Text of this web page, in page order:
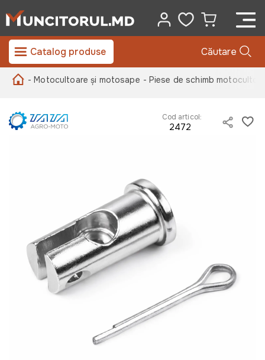
Catalog produse Căutare
- Motocultoare și motosape - Piese de schimb
Cod articol:
2472